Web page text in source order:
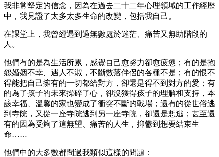
我非常堅定的信念，因為在過去二十二年心理領域的工作經歷
中，我見證了太多太多生命的改變，包括我自己。
在課堂上，我曾經遇到過無數處於迷茫、痛苦又無助階段的
人。
他們有的是為生活所累，感覺自己愈努力卻愈疲憊；有的是抱
怨婚姻不幸、遇人不淑，不斷數落伴侶的各種不是；有的恨不
得能把自己擁有的一切都給對方，卻還是得不到對方的愛；有
的為了孩子的未來操碎了心，卻沒獲得孩子的理解和支持，本
該幸福、溫馨的家也變成了衝突不斷的戰場；還有的從世俗逃
到寺院，又從一座寺院逃到另一座寺院，卻還是想逃；甚至還
有的因為受夠了這無望、痛苦的人生，抑鬱到想要結束生
命……
他們中的大多數都問過我類似這樣的問題：